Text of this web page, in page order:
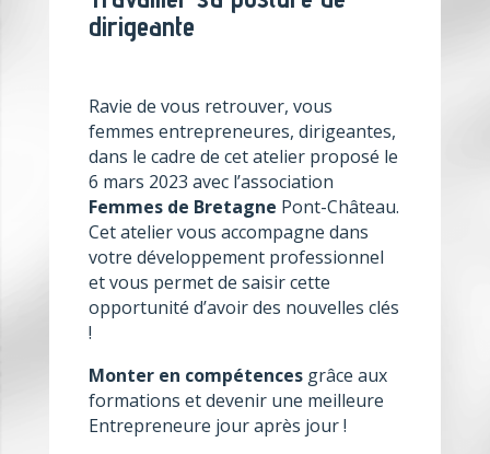
dirigeante
Ravie de vous retrouver, vous
femmes entrepreneures, dirigeantes,
dans le cadre de cet atelier proposé le
6 mars 2023 avec l’association
Femmes de Bretagne Pont-Château.
Cet atelier vous accompagne dans
votre développement professionnel
et vous permet de saisir cette
opportunité d’avoir des nouvelles clés
!
Monter en compétencesgrâce aux
formations et devenir une meilleure
Entrepreneure jour après jour !